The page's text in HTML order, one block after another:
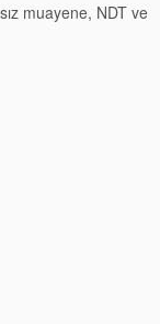
muayene, NDT ve